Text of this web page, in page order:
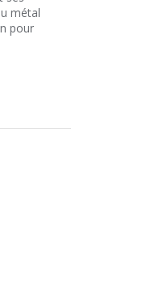
métal
pour